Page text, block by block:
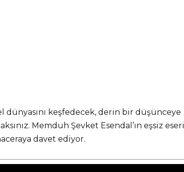
dünyasını keşfedecek, derin bir düşünceye
Memduh Şevket Esendal’ın eşsiz eseri
davet ediyor.